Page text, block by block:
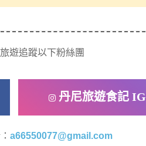
遊追蹤以下粉絲團
丹尼旅遊食記 IG
a66550077@gmail.com